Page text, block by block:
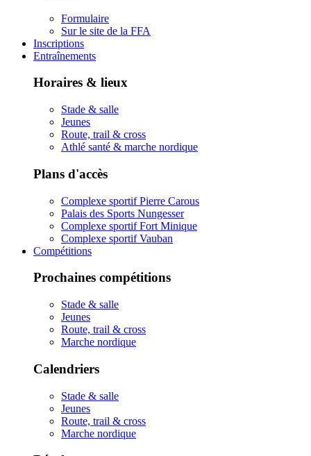
Formulaire
Sur le site de la FFA
Inscriptions
Entraînements
Horaires & lieux
Stade & salle
Jeunes
Route, trail & cross
Athlé santé & marche nordique
Plans d'accès
Complexe sportif Pierre Carous
Palais des Sports Nungesser
Complexe sportif Fort Minique
Complexe sportif Vauban
Compétitions
Prochaines compétitions
Stade & salle
Jeunes
Route, trail & cross
Marche nordique
Calendriers
Stade & salle
Jeunes
Route, trail & cross
Marche nordique